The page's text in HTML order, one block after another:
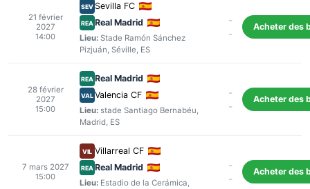
21 février
2027
14:00
SEV Sevilla FC
REA Real Madrid
Lieu: Stade Ramón Sánchez
Pizjuán, Séville, ES
-
-
Acheter des
28 février
2027
15:00
REA Real Madrid
VAL Valencia CF
Lieu: stade Santiago Bernabéu,
Madrid, ES
-
-
Acheter des
7 mars 2027
15:00
VIL Villarreal CF
REA Real Madrid
Lieu: Estadio de la Cerámica,
-
-
Acheter des